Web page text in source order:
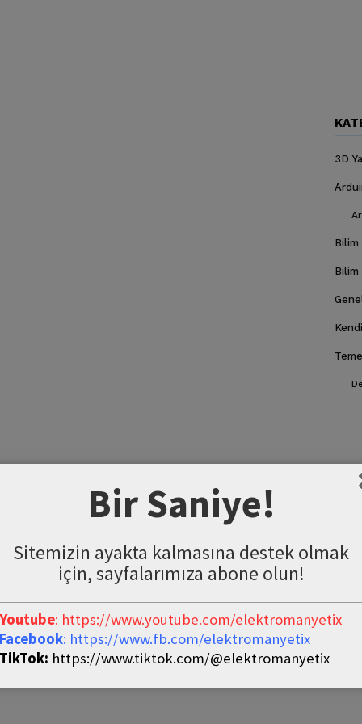
3D
Bilim
Bilim
Bir Saniye!
Sitemizin ayakta kalmasına destek olmak
için, sayfalarımıza abone olun!
Youtube: https://www.youtube.com/elektromanyetix
Facebook: https://www.fb.com/elektromanyetix
TikTok: https://www.tiktok.com/@elektromanyetix